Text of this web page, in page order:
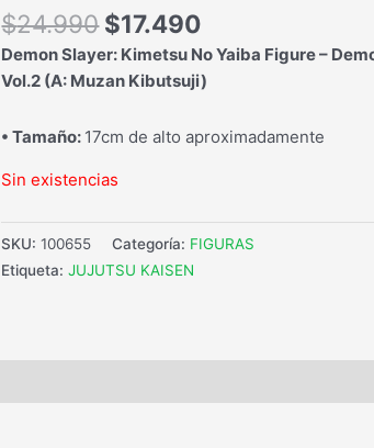
$24.990 $17.490
Demon Slayer: Kimetsu No Yaiba Figure –
Vol.2 (A: Muzan Kibutsuji)
• Tamaño: 17cm de alto aproximadamente
Sin existencias
SKU:100655 Categoría: FIGURAS
Etiqueta:JUJUTSU KAISEN